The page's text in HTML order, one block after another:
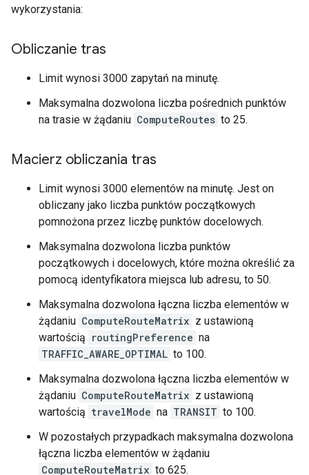
wykorzystania:
Obliczanie tras
Limit wynosi 3000 zapytań na minutę.
Maksymalna dozwolona liczba pośrednich punktów
na trasie w żądaniu ComputeRoutes to 25.
Macierz obliczania tras
Limit wynosi 3000 elementów na minutę. Jest on
obliczany jako liczba punktów początkowych
pomnożona przez liczbę punktów docelowych.
Maksymalna dozwolona liczba punktów
początkowych i docelowych, które można określić za
pomocą identyfikatora miejsca lub adresu, to 50.
Maksymalna dozwolona łączna liczba elementów w
żądaniu ComputeRouteMatrix z ustawioną
wartością routingPreference na
TRAFFIC_AWARE_OPTIMAL to 100.
Maksymalna dozwolona łączna liczba elementów w
żądaniu ComputeRouteMatrix z ustawioną
wartością travelMode na TRANSIT to 100.
W pozostałych przypadkach maksymalna dozwolona
łączna liczba elementów w żądaniu
ComputeRouteMatrix to 625.